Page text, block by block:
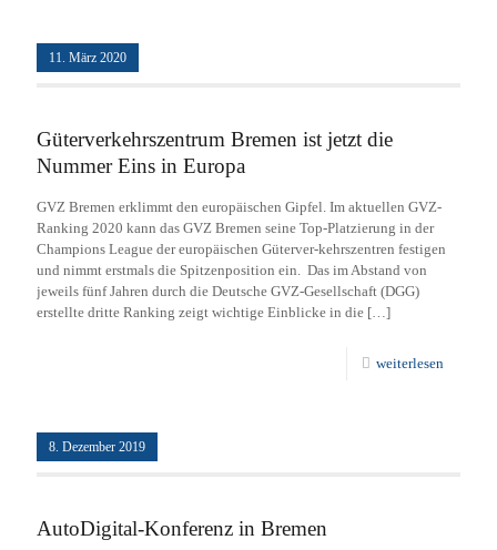
11. März 2020
Güterverkehrszentrum Bremen ist jetzt die
Nummer Eins in Europa
GVZ Bremen erklimmt den europäischen Gipfel. Im aktuellen GVZ-
Ranking 2020 kann das GVZ Bremen seine Top-Platzierung in der
Champions League der europäischen Güterver-kehrszentren festigen
und nimmt erstmals die Spitzenposition ein. Das im Abstand von
jeweils fünf Jahren durch die Deutsche GVZ-Gesellschaft (DGG)
erstellte dritte Ranking zeigt wichtige Einblicke in die […]
weiterlesen
8. Dezember 2019
AutoDigital-Konferenz in Bremen